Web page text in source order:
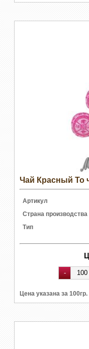
Чай Красный То
Артикул
Страна производства
Тип
Цена указана за 100гр.